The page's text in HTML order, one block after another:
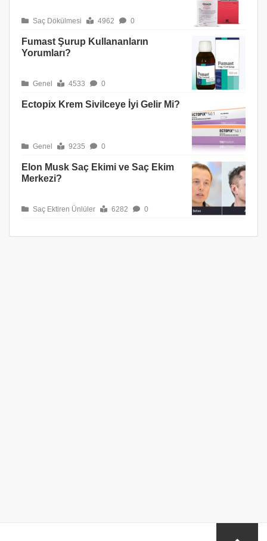
Saç Dökülmesi 4962 0
Fumast Şurup Kullananların
Yorumları?
Genel 4533 0
Ectopix Krem Sivilceye İyi Gelir Mi?
Genel 9235 0
Elon Musk Saç Ekimi ve Saç Ekim
Merkezi?
Saç Ektiren Ünlüler 6282 0